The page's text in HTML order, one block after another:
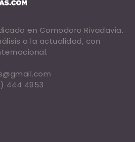
en Comodoro Rivadavia.
a la actualidad, con
444 4953